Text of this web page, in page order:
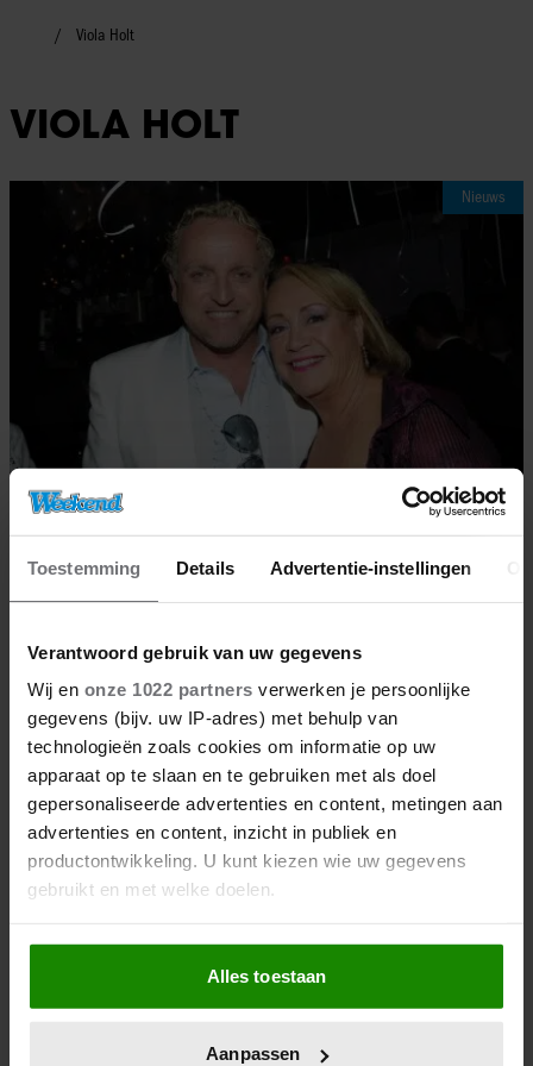
Toestemming Details Advertentie-instellingen
Verantwoord gebruik van uw gegevens
Wij en onze 1022 partners verwerken je persoonlijke
gegevens (bijv. uw IP-adres) met behulp van
technologieën zoals cookies om informatie op uw
apparaat op te slaan en te gebruiken met als doel
gepersonaliseerde advertenties en content, metingen aan
advertenties en content, inzicht in publiek en
productontwikkeling. U kunt kiezen wie uw gegevens
gebruikt en met welke doelen.
Als u het toestaat, willen we ook graag:
Informatie verzamelen over uw geografische
locatie, die tot een paar meter nauwkeurig kan zijn
Alles toestaan
Aanpassen
Viola Holt
VIOLA HOLT
Nieuws
07/11/2025
GORDON ROUWT OM VIOLA HOLT: ‘ONZE